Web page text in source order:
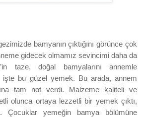
bamyanın çıktığını görünce çok
gidecek olmamız sevincimi daha da
taze, doğal bamyalarını annemle
işte bu güzel yemek. Bu arada, annem
tam not verdi. Malzeme kaliteli ve
olunca ortaya lezzetli bir yemek çıktı,
Çocuklar yemeğin bamya bölümüne